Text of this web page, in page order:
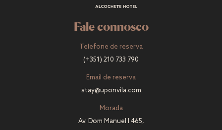
Fale connosco
Telefone de reserva
(+351) 210 733 790
Email de reserva
stay@uponvila.com
Morada
Av. Dom Manuel I 465,